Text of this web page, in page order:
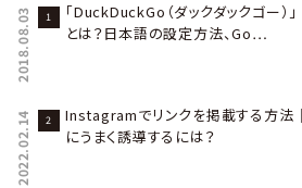
2018.08.03
「DuckDuckGo（ダックダックゴー）
とは？日本語の設定方法、Go…
2022.02.14
Instagramでリンクを掲載する方法
にうまく誘導するには？